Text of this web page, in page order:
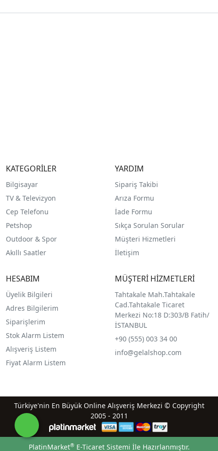
KATEGORİLER
Bilgisayar
TV & Televizyon
Cep Telefonu
Petshop
Outdoor & Spor
Akıllı Saatler
YARDIM
Sipariş Takibi
Arıza Formu
İade Formu
Sıkça Sorulan Sorular
Müşteri Hizmetleri
İletişim
HESABIM
Üyelik Bilgileri
Adres Bilgilerim
Siparişlerim
Stok Alarm Listem
Alışveriş Listem
Fiyat Alarm Listem
MÜŞTERİ HİZMETLERİ
Tahtakale Mah.Tahtakale
Cad.Tahtakale Ticaret
Merkezi No:18 D:303/B Fatih/
İSTANBUL
+90 (555) 003 34 00
info@gelalshop.com
Türkiye'nin En Büyük Online Alışveriş Merkezi © Copyright
2005 - 2011
PlatinMarket®E-Ticaret Sistemi İle Hazırlanmıştır.